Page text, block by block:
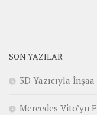
SON YAZILAR
3D Yazıcıyla
Mercedes Vito’yu